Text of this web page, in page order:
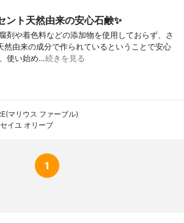
ント天然由来の安心石鹸✨
剤や着色料などの添加物を使用しておらず、さ
然由来の成分で作られているということで安心
使い始め…続きを見る
マリウス ファーブル)
イユ オリーブ
1